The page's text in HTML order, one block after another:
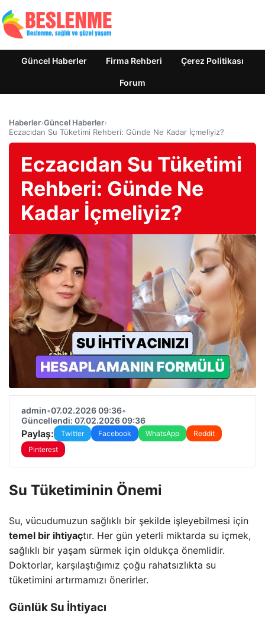
Güncel Haberler Firma Rehberi Çerez Politikası
Forum
Haberler›Güncel Haberler›
Eczacıdan Su Tüketimi Rehberi: Günde Ne Kadar İçmeliyiz?
Eczacıdan Su Tüketimi
Rehberi: Günde Ne
Kadar İçmeliyiz?
admin•07.02.2026 09:36•
Güncellendi: 07.02.2026 09:36
Paylaş: Twitter Facebook WhatsApp
Reddit
Pinterest
Su Tüketiminin Önemi
Su, vücudumuzun sağlıklı bir şekilde işleyebilmesi için
temel bir ihtiyaçtır. Her gün yeterli miktarda su içmek,
sağlıklı bir yaşam sürmek için oldukça önemlidir.
Doktorlar, karşılaştığımız çoğu rahatsızlıkta su
tüketimini artırmamızı önerirler.
Günlük Su İhtiyacı